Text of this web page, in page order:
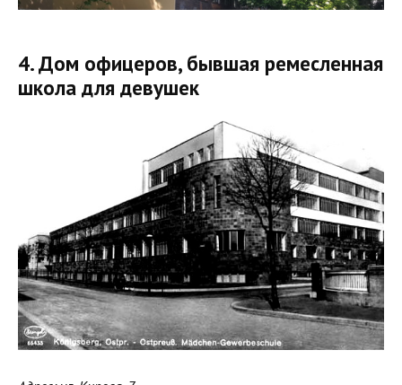
4. Дом офицеров, бывшая ремесленная
школа для девушек